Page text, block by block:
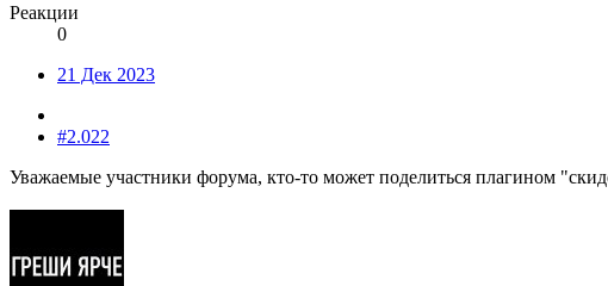
Реакции
0
21 Дек 2023
#2.022
Уважаемые участники форума, кто-то может поделиться плагином